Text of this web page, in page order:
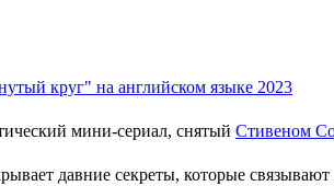
круг" на английском языке 2023
мини-сериал, снятый Стивеном
давние секреты, которые